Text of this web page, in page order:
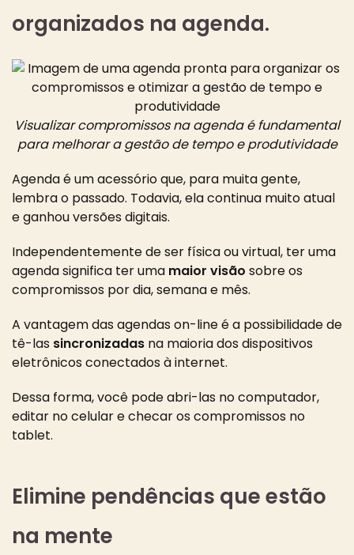
organizados na agenda.
Visualizar compromissos na agenda é fundamental
para melhorar a gestão de tempo e produtividade
Agenda é um acessório que, para muita gente,
lembra o passado. Todavia, ela continua muito atual
e ganhou versões digitais.
Independentemente de ser física ou virtual, ter uma
agenda significa ter uma maior visão sobre os
compromissos por dia, semana e mês.
A vantagem das agendas on-line é a possibilidade de
tê-las sincronizadas na maioria dos dispositivos
eletrônicos conectados à internet.
Dessa forma, você pode abri-las no computador,
editar no celular e checar os compromissos no
tablet.
Elimine pendências que estão
na mente